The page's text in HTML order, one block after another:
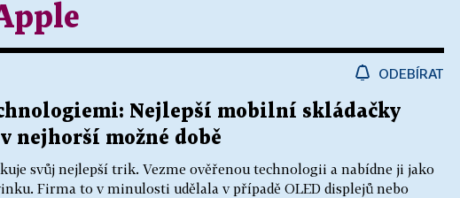
ODEBÍRAT
Nejlepší mobilní skládačky
nejhorší možné době
svůj nejlepší trik. Vezme ověřenou technologii a nabídne ji jako
Firma to v minulosti udělala v případě OLED displejů nebo